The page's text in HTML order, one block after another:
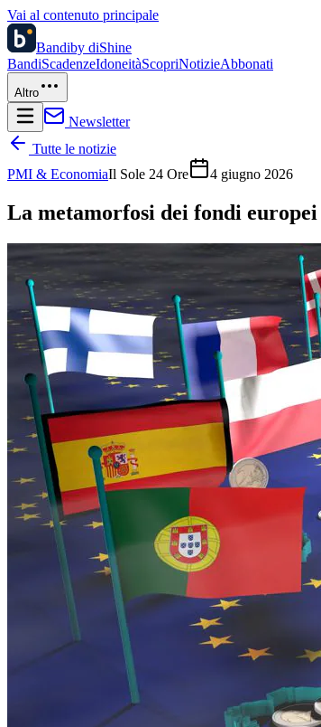
Vai al contenuto principale
Bandiby diShine
BandiScadenzeIdoneitàScopriNotizieAbbonati
Altro
Newsletter
Tutte le notizie
PMI & EconomiaIl Sole 24 Ore 4 giugno 2026
La metamorfosi dei fondi